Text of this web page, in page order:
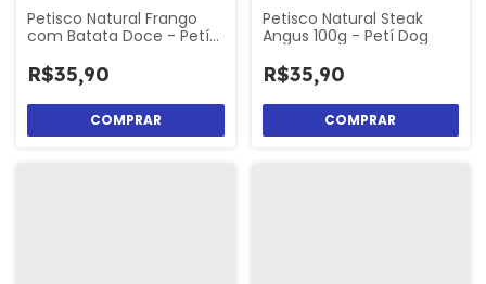
Petisco Natural Frango
com Batata Doce - Petí
R$35,90
Petisco Natural Steak
Angus 100g - Petí Dog
R$35,90